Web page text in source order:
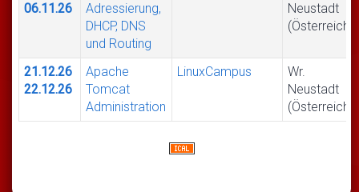
06.11.26
Adressierung,
DHCP, DNS
und Routing
Neustadt
(Österreich)
21.12.26
22.12.26
Apache
Tomcat
Administration
LinuxCampus
Wr.
Neustadt
(Österreich)